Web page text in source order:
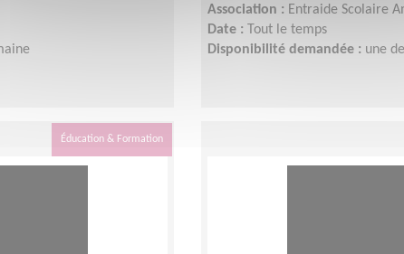
Association : Entraide Scolaire
Date :
Tout le temps
Disponibilité demandée : une
Éducation & Formation